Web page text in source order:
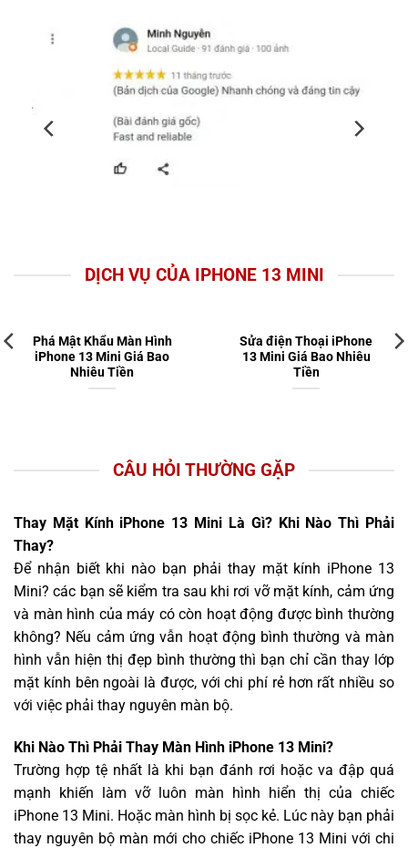
DỊCH VỤ CỦA IPHONE 13 MINI
Phá Mật Khẩu Màn Hình
iPhone 13 Mini Giá Bao
Nhiêu Tiền
Sửa điện Thoại iPhone
13 Mini Giá Bao Nhiêu
Tiền
CÂU HỎI THƯỜNG GẶP
Thay Mặt Kính iPhone 13 Mini Là Gì? Khi Nào Thì Phải
Thay?
Để nhận biết khi nào bạn phải thay mặt kính iPhone 13
Mini? các bạn sẽ kiểm tra sau khi rơi vỡ mặt kính, cảm ứng
và màn hình của máy có còn hoạt động được bình thường
không? Nếu cảm ứng vẫn hoạt động bình thường và màn
hình vẫn hiện thị đẹp bình thường thì bạn chỉ cần thay lớp
mặt kính bên ngoài là được, với chi phí rẻ hơn rất nhiều so
với việc phải thay nguyên màn bộ.
Khi Nào Thì Phải Thay Màn Hình iPhone 13 Mini?
Trường hợp tệ nhất là khi bạn đánh rơi hoặc va đập quá
mạnh khiến làm vỡ luôn màn hình hiển thị của chiếc
iPhone 13 Mini. Hoặc màn hình bị sọc kẻ. Lúc này bạn phải
thay nguyên bộ màn mới cho chiếc iPhone 13 Mini với chi